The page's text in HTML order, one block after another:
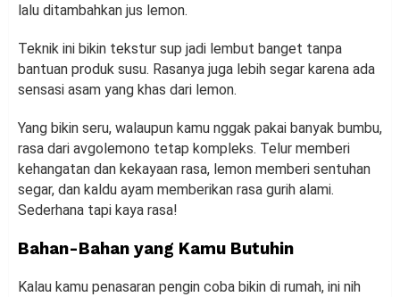
lalu ditambahkan jus lemon.
Teknik ini bikin tekstur sup jadi lembut banget tanpa
bantuan produk susu. Rasanya juga lebih segar karena ada
sensasi asam yang khas dari lemon.
Yang bikin seru, walaupun kamu nggak pakai banyak bumbu,
rasa dari avgolemono tetap kompleks. Telur memberi
kehangatan dan kekayaan rasa, lemon memberi sentuhan
segar, dan kaldu ayam memberikan rasa gurih alami.
Sederhana tapi kaya rasa!
Bahan-Bahan yang Kamu Butuhin
Kalau kamu penasaran pengin coba bikin di rumah, ini nih